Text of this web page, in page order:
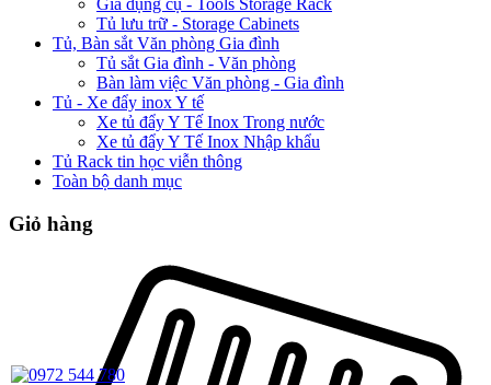
Giá dụng cụ - Tools Storage Rack
Tủ lưu trữ - Storage Cabinets
Tủ, Bàn sắt Văn phòng Gia đình
Tủ sắt Gia đình - Văn phòng
Bàn làm việc Văn phòng - Gia đình
Tủ - Xe đẩy inox Y tế
Xe tủ đẩy Y Tế Inox Trong nước
Xe tủ đẩy Y Tế Inox Nhập khẩu
Tủ Rack tin học viễn thông
Toàn bộ danh mục
Giỏ hàng